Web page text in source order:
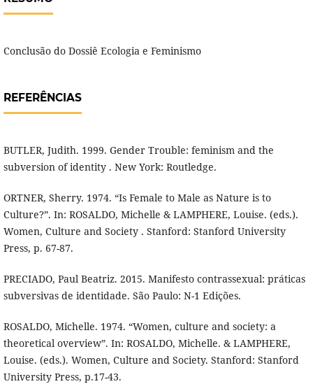
Conclusão do Dossiê Ecologia e Feminismo
REFERÊNCIAS
BUTLER, Judith. 1999. Gender Trouble: feminism and the
subversion of identity . New York: Routledge.
ORTNER, Sherry. 1974. “Is Female to Male as Nature is to
Culture?”. In: ROSALDO, Michelle & LAMPHERE, Louise. (eds.).
Women, Culture and Society . Stanford: Stanford University
Press, p. 67-87.
PRECIADO, Paul Beatriz. 2015. Manifesto contrassexual: práticas
subversivas de identidade. São Paulo: N-1 Edições.
ROSALDO, Michelle. 1974. “Women, culture and society: a
theoretical overview”. In: ROSALDO, Michelle. & LAMPHERE,
Louise. (eds.). Women, Culture and Society. Stanford: Stanford
University Press, p.17-43.